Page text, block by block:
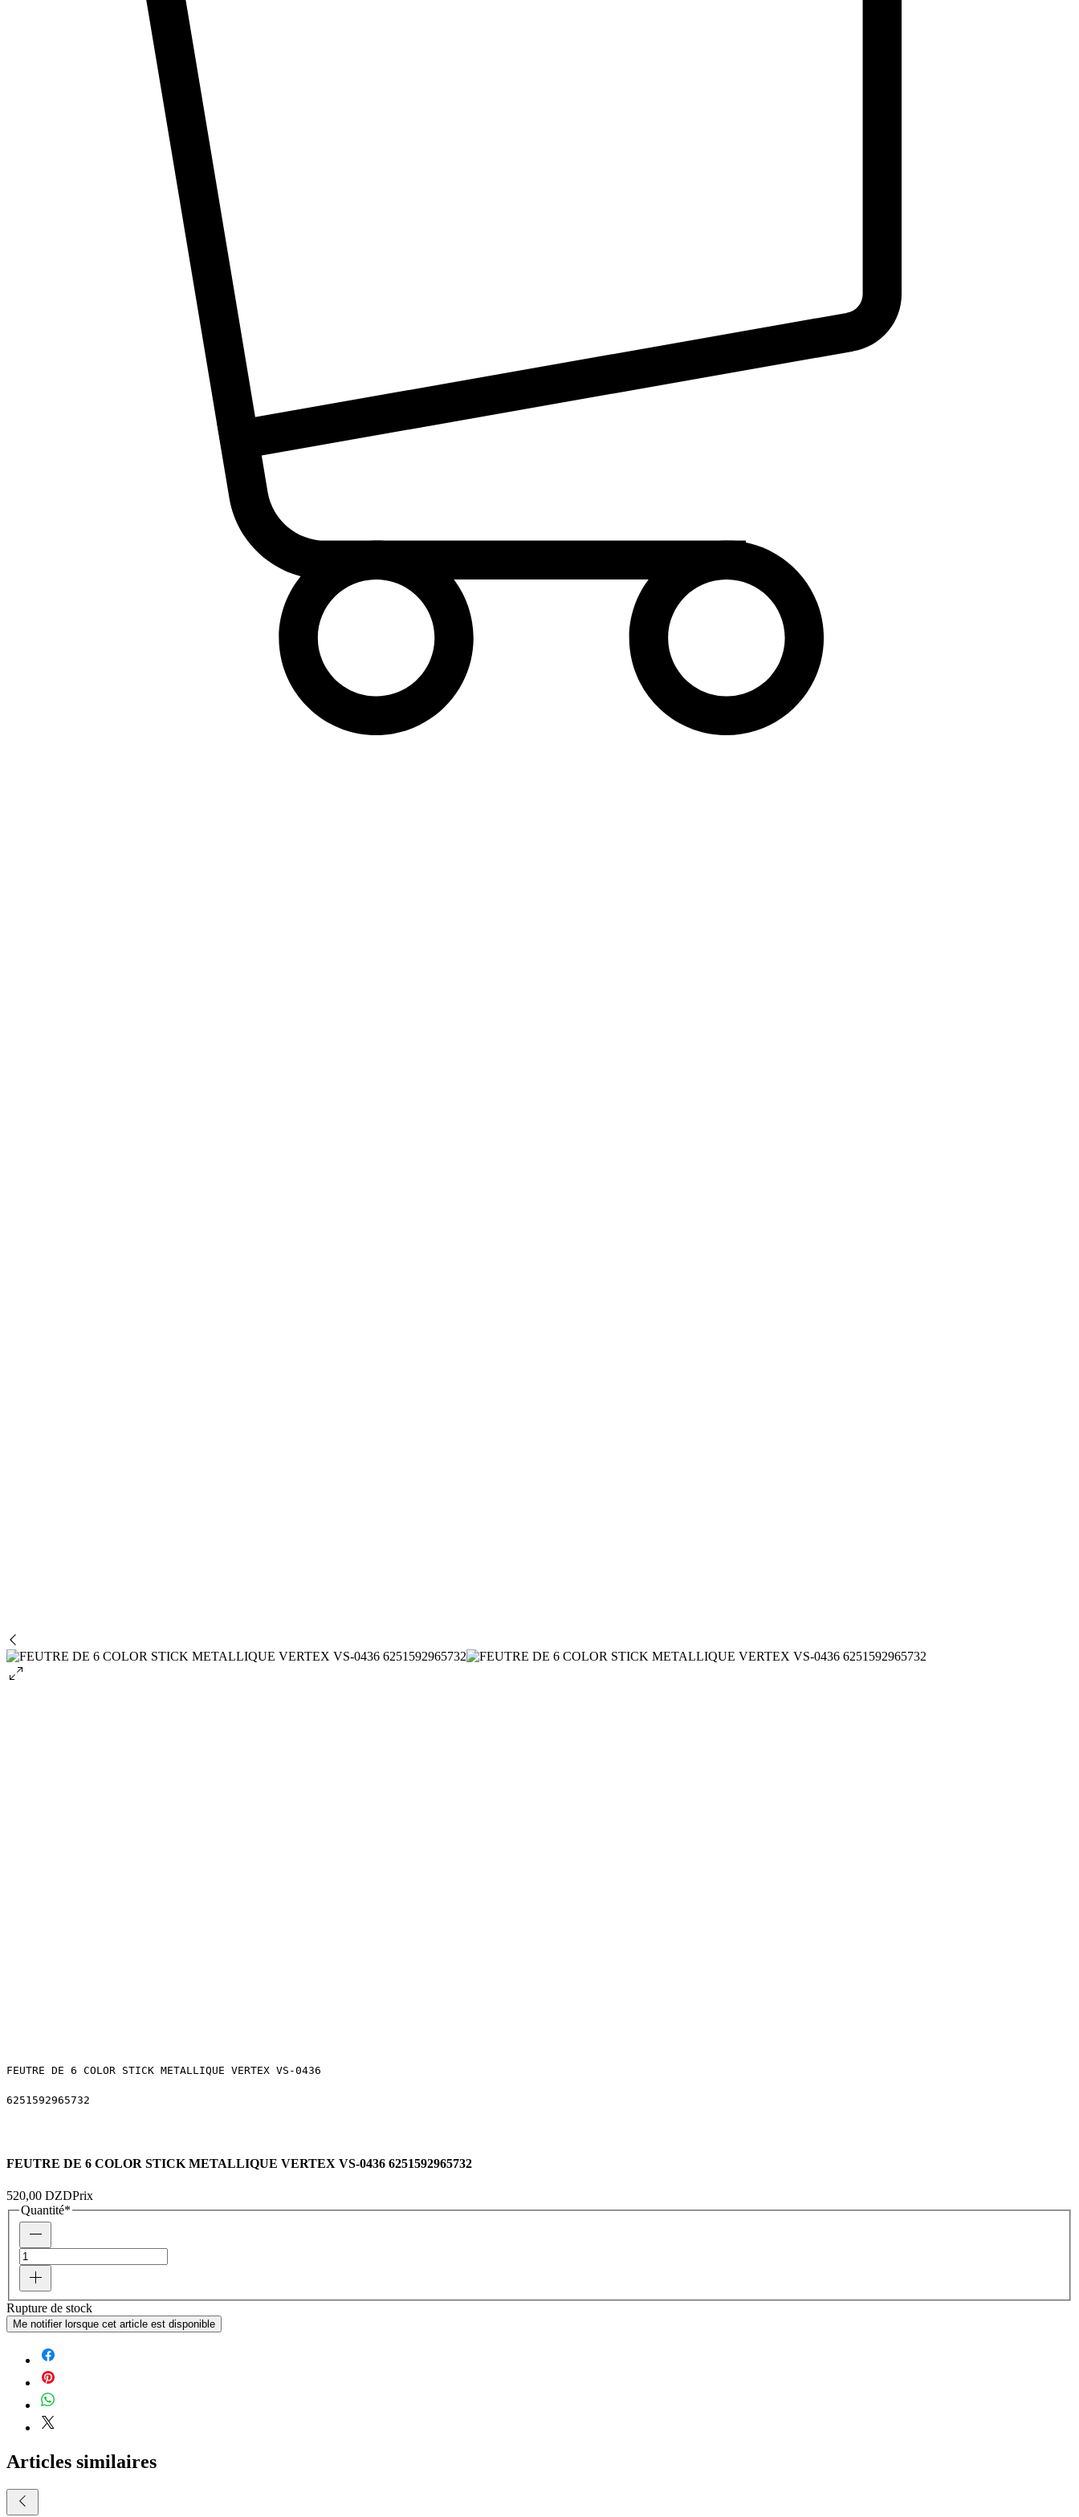
FEUTRE DE 6 COLOR STICK METALLIQUE VERTEX VS-0436
6251592965732
FEUTRE DE 6 COLOR STICK METALLIQUE VERTEX VS-0436 6251592965732
520,00 DZDPrix
Quantité*
Rupture de stock
Me notifier lorsque cet article est disponible
Articles similaires